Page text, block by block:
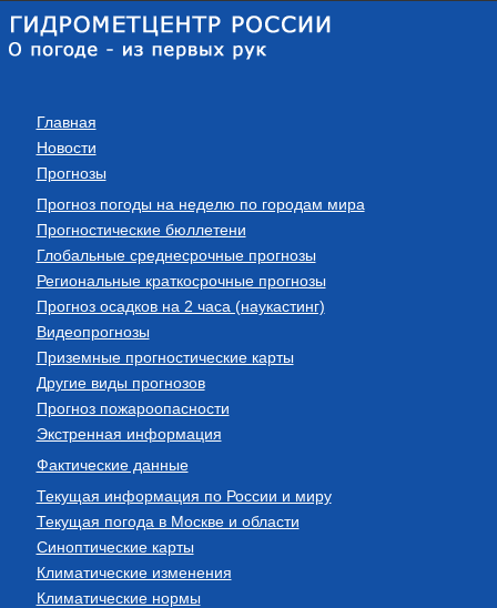
Главная
Новости
Прогнозы
Прогноз погоды на неделю по городам мира
Прогностические бюллетени
Глобальные среднесрочные прогнозы
Региональные краткосрочные прогнозы
Прогноз осадков на 2 часа (наукастинг)
Видеопрогнозы
Приземные прогностические карты
Другие виды прогнозов
Прогноз пожароопасности
Экстренная информация
Фактические данные
Текущая информация по России и миру
Текущая погода в Москве и области
Синоптические карты
Климатические изменения
Климатические нормы